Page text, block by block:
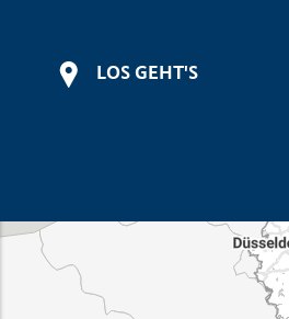
LOS GEHT'S